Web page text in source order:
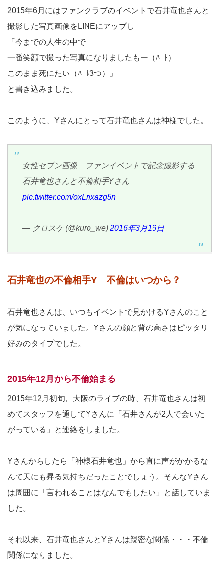
2015年6月にはファンクラブのイベントで石井竜也さんと
撮影した写真画像をLINEにアップし
「今までの人生の中で
一番笑顔で撮った写真になりましたもー（ﾊｰﾄ）
このまま死にたい（ﾊｰﾄ3つ）」
と書き込みました。
このように、Yさんにとって石井竜也さんは神様でした。
女性セブン画像 ファンイベントで記念撮影する
石井竜也さんと不倫相手Yさん
pic.twitter.com/oxLnxazg5n
— クロスケ (@kuro_we) 2016年3月16日
石井竜也の不倫相手Y 不倫はいつから？
石井竜也さんは、いつもイベントで見かけるYさんのこと
が気になっていました。Yさんの顔と背の高さはピッタリ
好みのタイプでした。
2015年12月から不倫始まる
2015年12月初旬。大阪のライブの時、石井竜也さんは初
めてスタッフを通してYさんに「石井さんが2人で会いた
がっている」と連絡をしました。
Yさんからしたら「神様石井竜也」から直に声がかかるな
んて天にも昇る気持ちだったことでしょう。そんなYさん
は周囲に「言われることはなんでもしたい」と話していま
した。
それ以来、石井竜也さんとYさんは親密な関係・・・不倫
関係になりました。